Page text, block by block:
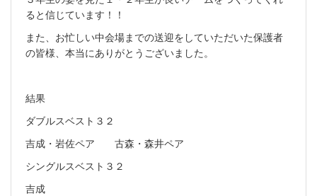
ると信じています！！
また、お忙しい中会場までの送迎をしていただいた保護者
の皆様、本当にありがとうございました。
結果
ダブルスベスト３２
吉成・岩佐ペア 古森・森井ペア
シングルスベスト３２
吉成